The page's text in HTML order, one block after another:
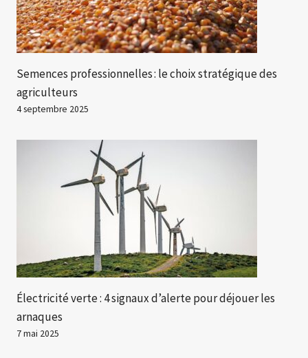
Semences professionnelles : le choix stratégique des
agriculteurs
4 septembre 2025
Électricité verte : 4 signaux d’alerte pour déjouer les
arnaques
7 mai 2025